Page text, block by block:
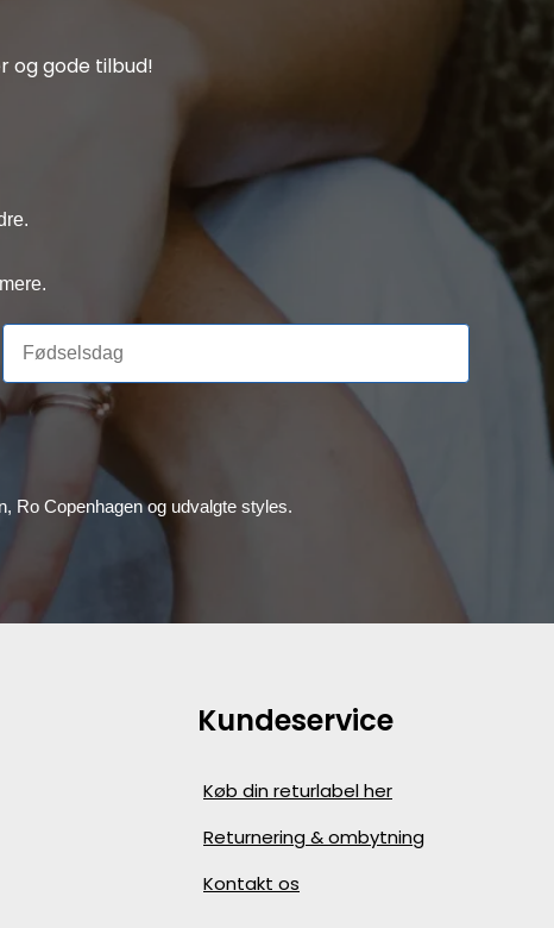
og gode tilbud!
Ro Copenhagen og udvalgte styles.
Kundeservice
Køb din returlabel her
Returnering & ombytning
Kontakt os